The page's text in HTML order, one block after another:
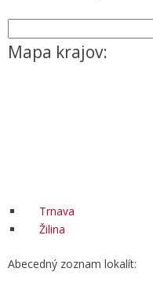
Mapa krajov:
Trnava
Žilina
Abecedný zoznam lokalít: